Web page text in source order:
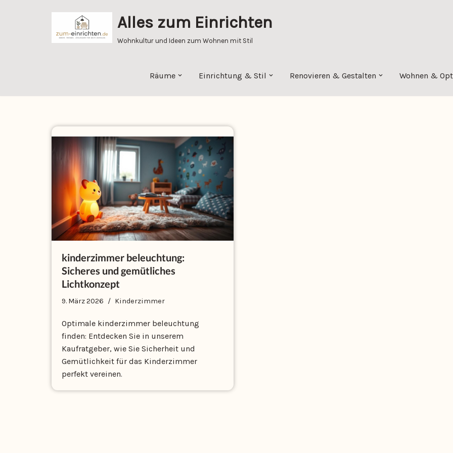
Alles zum Einrichten
Wohnkultur und Ideen zum Wohnen mit Stil
Räume Einrichtung & Stil Renovieren & Gestalten Wohnen &
kinderzimmer beleuchtung:
Sicheres und gemütliches
Lichtkonzept
9. März 2026 Kinderzimmer
Optimale kinderzimmer beleuchtung
finden: Entdecken Sie in unserem
Kaufratgeber, wie Sie Sicherheit und
Gemütlichkeit für das Kinderzimmer
perfekt vereinen.